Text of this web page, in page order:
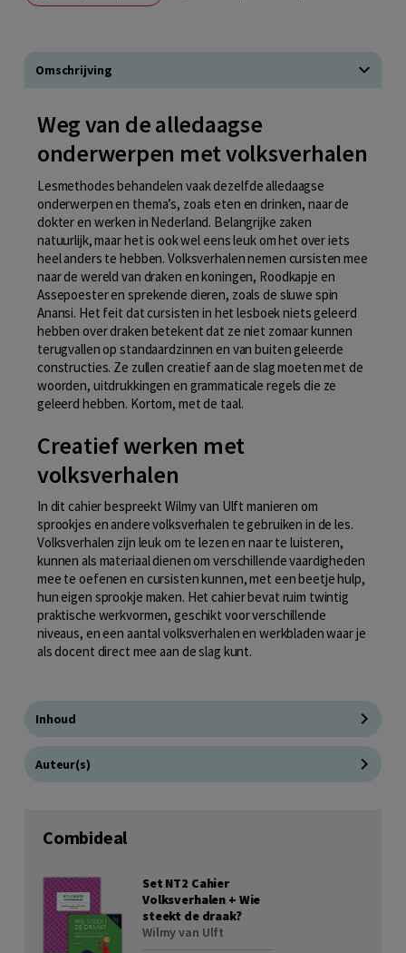
Omschrijving
Weg van de alledaagse
onderwerpen met volksverhalen
Lesmethodes behandelen vaak dezelfde alledaagse
onderwerpen en thema’s, zoals eten en drinken, naar de
dokter en werken in Nederland. Belangrijke zaken
natuurlijk, maar het is ook wel eens leuk om het over iets
heel anders te hebben. Volksverhalen nemen cursisten mee
naar de wereld van draken en koningen, Roodkapje en
Assepoester en sprekende dieren, zoals de sluwe spin
Anansi. Het feit dat cursisten in het lesboek niets geleerd
hebben over draken betekent dat ze niet zomaar kunnen
terugvallen op standaardzinnen en van buiten geleerde
constructies. Ze zullen creatief aan de slag moeten met de
woorden, uitdrukkingen en grammaticale regels die ze
geleerd hebben. Kortom, met de taal.
Creatief werken met
volksverhalen
In dit cahier bespreekt Wilmy van Ulft manieren om
sprookjes en andere volksverhalen te gebruiken in de les.
Volksverhalen zijn leuk om te lezen en naar te luisteren,
kunnen als materiaal dienen om verschillende vaardigheden
mee te oefenen en cursisten kunnen, met een beetje hulp,
hun eigen sprookje maken. Het cahier bevat ruim twintig
praktische werkvormen, geschikt voor verschillende
niveaus, en een aantal volksverhalen en werkbladen waar je
als docent direct mee aan de slag kunt.
Inhoud
Auteur(s)
Combideal
Set NT2 Cahier
Volksverhalen + Wie
steekt de draak?
Wilmy van Ulft